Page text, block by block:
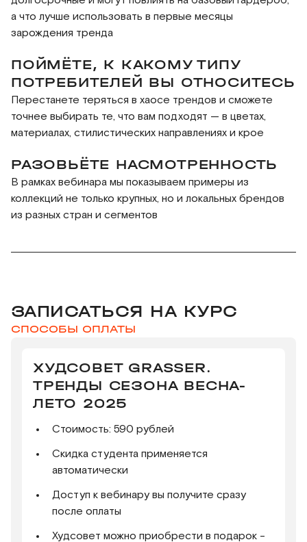
а что лучше использовать в первые месяцы
зарождения тренда
ПОЙМЁТЕ, К КАКОМУ ТИПУ
ПОТРЕБИТЕЛЕЙ ВЫ ОТНОСИТЕСЬ
Перестанете теряться в хаосе трендов и сможете
точнее выбирать те, что вам подходят — в цветах,
материалах, стилистических направлениях и крое
РАЗОВЬЁТЕ НАСМОТРЕННОСТЬ
В рамках вебинара мы показываем примеры из
коллекций не только крупных, но и локальных брендов
из разных стран и сегментов
ЗАПИСАТЬСЯ НА КУРС
СПОСОБЫ ОПЛАТЫ
ХУДСОВЕТ GRASSER.
ТРЕНДЫ СЕЗОНА ВЕСНА-
ЛЕТО 2025
Стоимость: 590 рублей
Скидка студента применяется
автоматически
Доступ к вебинару вы получите сразу
после оплаты
Худсовет можно приобрести в подарок -